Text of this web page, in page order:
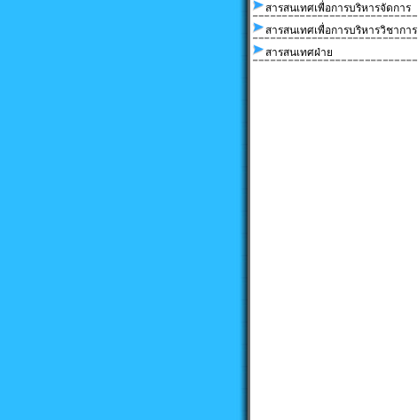
สารสนเทศเพื่อการบริหารจัดการ
สารสนเทศเพื่อการบริหารวิชาการ
สารสนเทศฝ่าย